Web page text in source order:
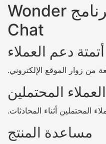
حالات استخدام برنامج Wonder
Chat
أتمتة دعم العملاء
من زوار الموقع الإلكتروني.
المحتملين
المحتملين أثناء المحادثات.
مساعدة المنتج